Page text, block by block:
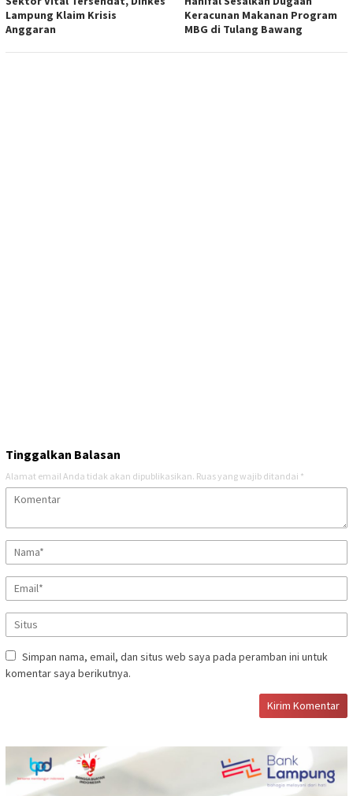
Lampung Klaim Krisis
Anggaran
Keracunan Makanan Program
MBG di Tulang Bawang
Tinggalkan Balasan
Alamat email Anda tidak akan dipublikasikan. Ruas yang wajib ditandai *
Simpan nama, email, dan situs web saya pada peramban ini untuk
komentar saya berikutnya.